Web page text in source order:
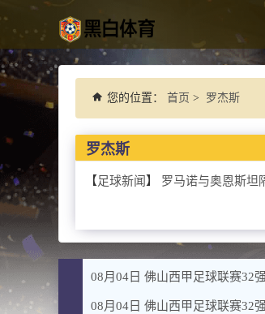
您的位置： 首页 > 罗杰斯
罗杰斯
【足球新闻】 罗马诺与奥恩斯坦
08月04日 佛山西甲足球联赛32
08月04日 佛山西甲足球联赛32